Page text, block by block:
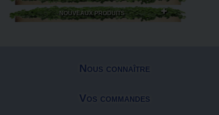
NOUVEAUX PRODUITS
Nous connaître
Vos commandes